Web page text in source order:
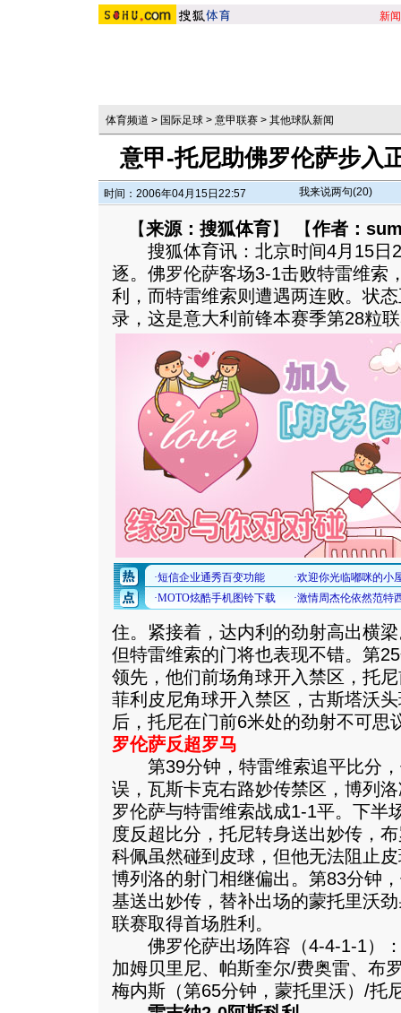
新闻
体育频道 > 国际足球 > 意甲联赛 > 其他球队新闻
意甲-托尼助佛罗伦萨步入
时间：2006年04月15日22:57 我来说两句(20)
【来源：搜狐体育】 【作者：
搜狐体育讯：北京时间4月15日
逐。佛罗伦萨客场3-1击败特雷维索
利，而特雷维索则遭遇两连败。状
录，这是意大利前锋本赛季第28粒
住。紧接着，达内利的劲射高出横
但特雷维索的门将也表现不错。第
领先，他们前场角球开入禁区，托
菲利皮尼角球开入禁区，古斯塔沃
后，托尼在门前6米处的劲射不可
罗伦萨反超罗马
第39分钟，特雷维索追平比分，
误，瓦斯卡克右路妙传禁区，博列
罗伦萨与特雷维索战成1-1平。下半
度反超比分，托尼转身送出妙传，
科佩虽然碰到皮球，但他无法阻止
博列洛的射门相继偏出。第83分钟
基送出妙传，替补出场的蒙托里沃
联赛取得首场胜利。
佛罗伦萨出场阵容（4-4-1-1）：
加姆贝里尼、帕斯奎尔/费奥雷、布
梅内斯（第65分钟，蒙托里沃）/托